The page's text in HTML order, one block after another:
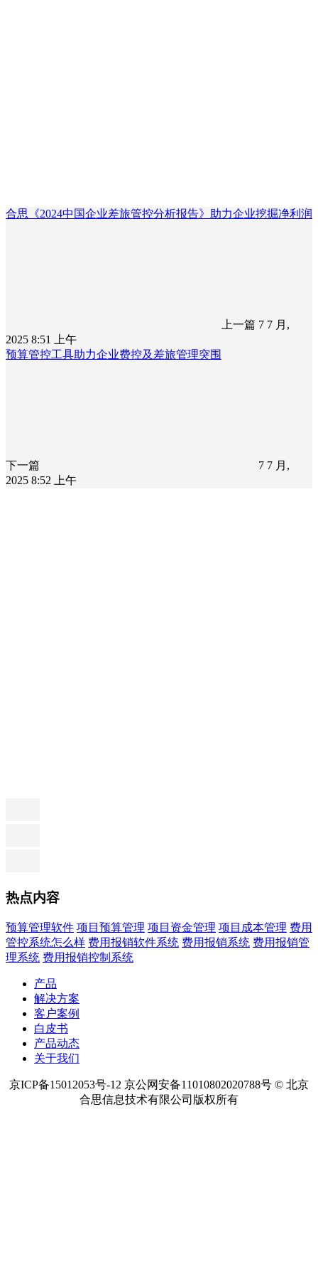
合思《2024中国企业差旅管控分析报告》助力企业挖掘净利润
上一篇 7 7 月,
2025 8:51 上午
预算管控工具助力企业费控及差旅管理突围
下一篇
7 7 月,
2025 8:52 上午
热点内容
预算管理软件 项目预算管理 项目资金管理 项目成本管理 费用
管控系统怎么样 费用报销软件系统 费用报销系统 费用报销管
理系统 费用报销控制系统
产品
解决方案
客户案例
白皮书
产品动态
关于我们
京ICP备15012053号-12 京公网安备11010802020788号 © 北京
合思信息技术有限公司版权所有